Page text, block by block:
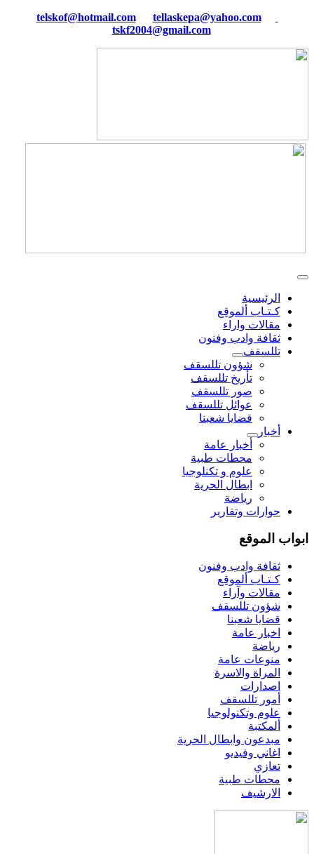
tellaskepa@yahoo.com
tskf2004@gmail.com
الرئيسية
كـتـاب ألموقع
مقالات واراء
ثقافة وادب وفنون
تللسقف
شؤون تللسقف
تأريخ تللسقف
صور تللسقف
عوائل تللسقف
قضايا شعبنا
أخبار
أخبار عامة
محطات طبية
علوم و تکنلوجیا
ابطال الحرية
رياضة
حوارات وتقارير
ابواب الموقع
ثقافة وادب وفنون
كـتـاب ألموقع
مقالات وآراء
شؤون تللسقف
قضايا شعبنا
اخبار عامة
رياضة
منوعات عامة
المراة والاسرة
اصدارات
أمور تللسقف
علوم وتكنولوجيا
ألمكتبة
مبدعون وابطال الحرية
اغاني وفيديو
تعازي
محطات طبية
الارشيف